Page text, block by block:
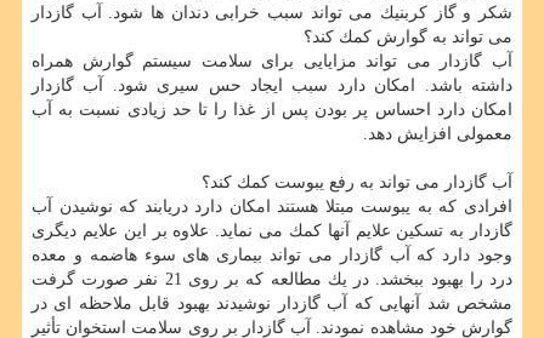
شكر و گاز كربنیك می تواند سبب خرابی دندان ها شود. آب گازدار
می تواند به گوارش كمك كند؟
آب گازدار می تواند مزایایی برای سلامت سیستم گوارش همراه
داشته باشد. امكان دارد سبب ایجاد حس سیری شود. آب گازدار
امكان دارد احساس پر بودن پس از غذا را تا حد زیادی نسبت به آب
معمولی افزایش دهد.
آب گازدار می تواند به رفع یبوست كمك كند؟
افرادی كه به یبوست مبتلا هستند امكان دارد دریابند كه نوشیدن آب
گازدار به تسكین علایم آنها كمك می نماید. علاوه بر این علایم دیگری
وجود دارد كه آب گازدار می تواند بیماری های سوء هاضمه و معده
درد را بهبود ببخشد. در یك مطالعه كه بر روی 21 نفر صورت گرفت
مشخص شد آنهایی كه آب گازدار نوشیدند بهبود قابل ملاحظه ای در
گوارش خود مشاهده نمودند. آب گازدار بر روی سلامت استخوان تأثیر